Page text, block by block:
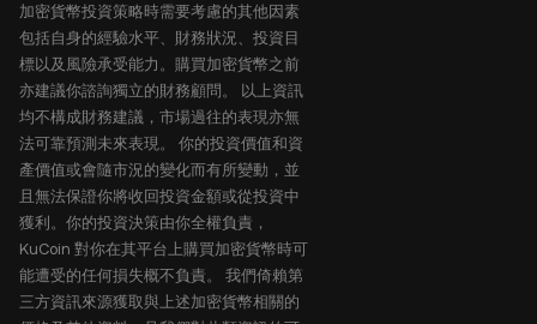
加密貨幣投資策略時需要考慮的其他因素
包括自身的經驗水平、財務狀況、投資目
標以及風險承受能力。購買加密貨幣之前
亦建議你諮詢獨立的財務顧問。 以上資訊
均不構成財務建議，市場過往的表現亦無
法可靠預測未來表現。 你的投資價值和資
產價值或會隨市況的變化而有所變動，並
且無法保證你將收回投資金額或從投資中
獲利。你的投資決策由你全權負責，
KuCoin 對你在其平台上購買加密貨幣時可
能遭受的任何損失概不負責。 我們倚賴第
三方資訊來源獲取與上述加密貨幣相關的